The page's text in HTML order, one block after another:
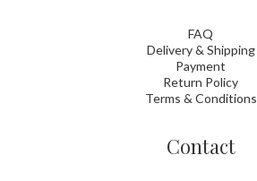
FAQ
Delivery & Shipping
Payment
Return Policy
Terms & Conditions
Contact